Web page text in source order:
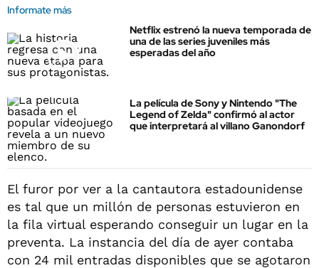
Informate más
Netflix estrenó la nueva temporada de
una de las series juveniles más
esperadas del año
La película de Sony y Nintendo "The
Legend of Zelda" confirmó al actor
que interpretará al villano Ganondorf
El furor por ver a la cantautora estadounidense
es tal que un millón de personas estuvieron en
la fila virtual esperando conseguir un lugar en la
preventa. La instancia del día de ayer contaba
con 24 mil entradas disponibles que se agotaron